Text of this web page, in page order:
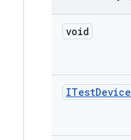
void
ITestDevice